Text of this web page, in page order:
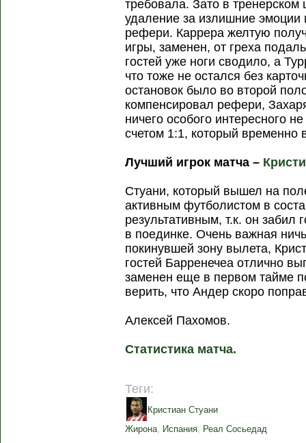
требовала. Зато в
удаление за излишние эмоции
рефери. Каррера желтую
игры, заменен, от греха
гостей уже ноги сводило, а
что тоже не остался без
остановок было во второй
компенсировал рефери,
ничего особого интересного
счетом 1:1, который
Лучший игрок матча –
Стуани, который вышел на
активным футболистом в
результативным, т.к. он забил
в поединке. Очень важная
покинувшей зону вылета,
гостей Барренечеа отлично
заменен еще в первом тайме
верить, что Андер скоро
Алексей Пахомов.
Статистика матча.
Теги:
Кристиан Стуани
Жирона, Испания, Реал Сосьедад